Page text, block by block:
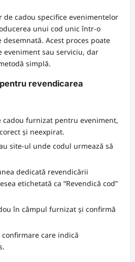
de cadou specifice evenimentelor
unui cod unic într-o
Acest proces poate
eveniment sau serviciu, dar
simplă.
revendicarea
cadou furnizat pentru eveniment,
și neexpirat.
site-ul unde codul urmează să
dedicată revendicării
etichetată ca “Revendică cod”
în câmpul furnizat și confirmă
care indică